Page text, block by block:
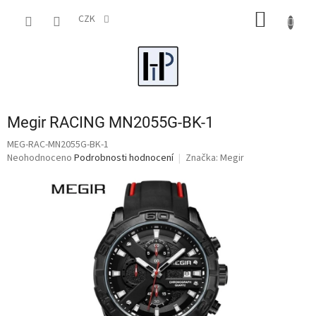
CZK
Megir RACING MN2055G-BK-1
MEG-RAC-MN2055G-BK-1
Průměrné
Neohodnoceno Podrobnosti hodnocení Značka: Megir